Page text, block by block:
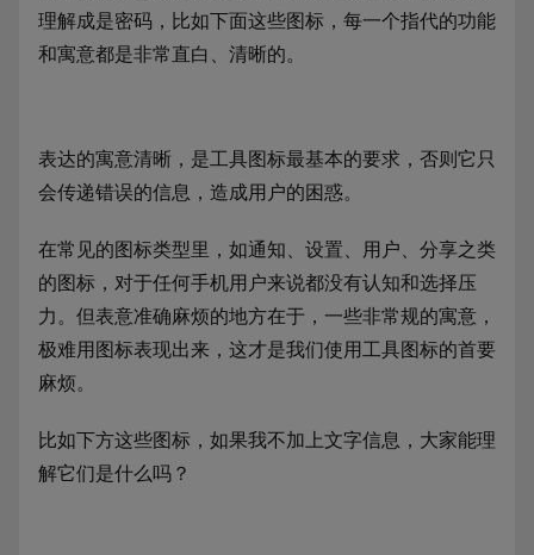
理解成是密码，比如下面这些图标，每一个指代的功能
和寓意都是非常直白、清晰的。
表达的寓意清晰，是工具图标最基本的要求，否则它只
会传递错误的信息，造成用户的困惑。
在常见的图标类型里，如通知、设置、用户、分享之类
的图标，对于任何手机用户来说都没有认知和选择压
力。但表意准确麻烦的地方在于，一些非常规的寓意，
极难用图标表现出来，这才是我们使用工具图标的首要
麻烦。
比如下方这些图标，如果我不加上文字信息，大家能理
解它们是什么吗？